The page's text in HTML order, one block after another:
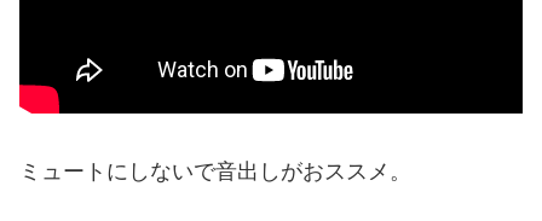
ミュートにしないで音出しがおススメ。